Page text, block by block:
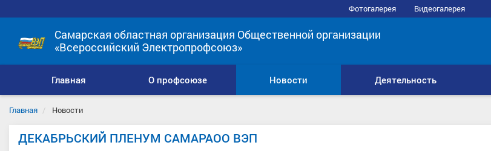
Фотогалерея Видеогалерея
Самарская областная организация Общественной организации
«Всероссийский Электропрофсоюз»
Главная О профсоюзе Новости Деятельность
Главная Новости
ДЕКАБРЬСКИЙ ПЛЕНУМ САМАРАОО ВЭП